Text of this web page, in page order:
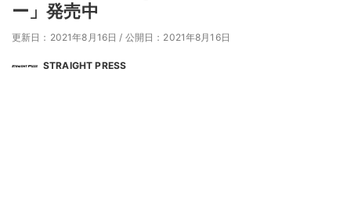
ー」発売中
更新日：2021年8月16日 / 公開日：2021年8月16日
STRAIGHT PRESS